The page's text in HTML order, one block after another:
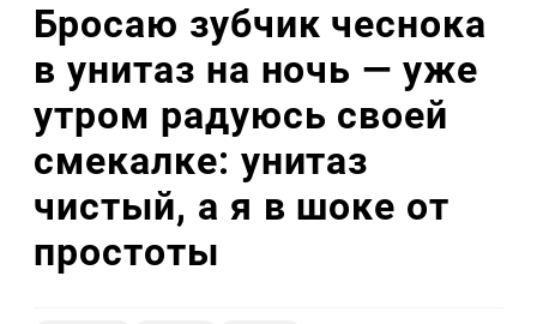
Бросаю зубчик чеснока
в унитаз на ночь — уже
утром радуюсь своей
смекалке: унитаз
чистый, а я в шоке от
простоты